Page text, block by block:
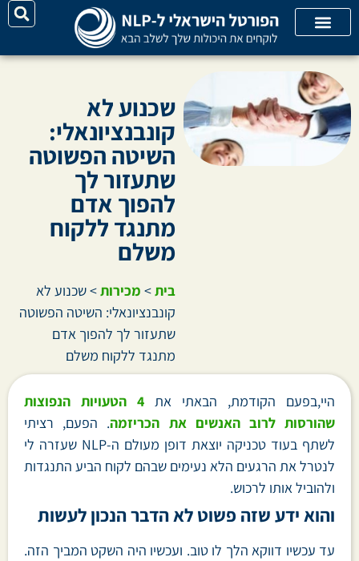
שכנוע לא
קונבנציונאלי:
השיטה הפשוטה
שתעזור לך
להפוך אדם
מתנגד ללקוח
משלם
בית> מכירות>שכנוע לא
קונבנציונאלי: השיטה הפשוטה
שתעזור לך להפוך אדם
מתנגד ללקוח משלם
היי,בפעם הקודמת, הבאתי את
4 הטעויות הנפוצות
שהורסות לרוב האנשים את הכריזמה. הפעם, רציתי
לשתף בעוד טכניקה יוצאת דופן מעולם ה-NLP שעזרה לי
לנטרל את הרגעים הלא נעימים שבהם לקוח הביע התנגדות
ולהוביל אותו לרכוש.
והוא ידע שזה פשוט לא הדבר הנכון לעשות
עד עכשיו דווקא הלך לו טוב. ועכשיו היה השקט המביך הזה.